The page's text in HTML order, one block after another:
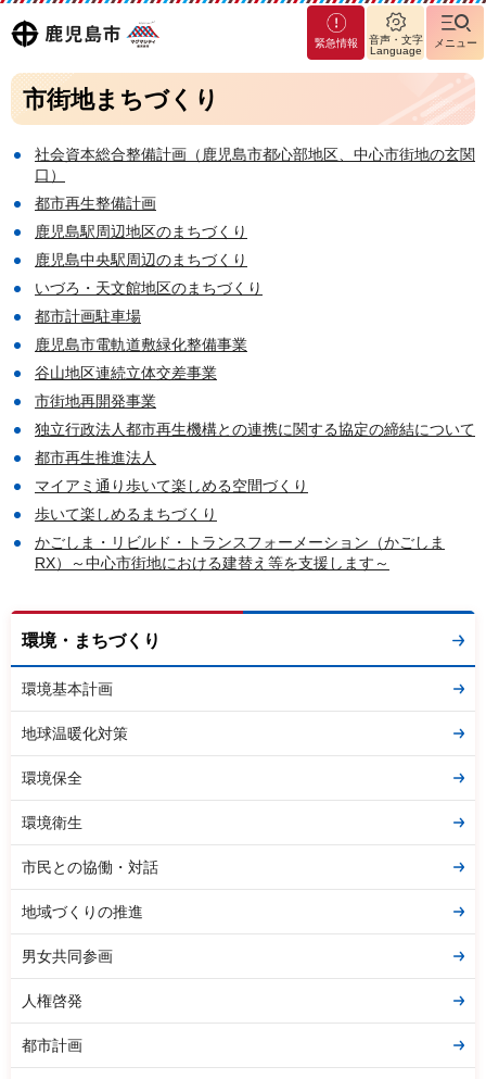
鹿児島
市
マグ
マシ
ティ
鹿児
島市
緊急情報
音声・文字
Language
メニュー
市街地まちづくり
社会資本総合整備計画（鹿児島市都心部地区、中心市街地の玄関
口）
都市再生整備計画
鹿児島駅周辺地区のまちづくり
鹿児島中央駅周辺のまちづくり
いづろ・天文館地区のまちづくり
都市計画駐車場
鹿児島市電軌道敷緑化整備事業
谷山地区連続立体交差事業
市街地再開発事業
独立行政法人都市再生機構との連携に関する協定の締結について
都市再生推進法人
マイアミ通り歩いて楽しめる空間づくり
歩いて楽しめるまちづくり
かごしま・リビルド・トランスフォーメーション（かごしま
RX）～中心市街地における建替え等を支援します～
環境・まちづくり
環境基本計画
地球温暖化対策
環境保全
環境衛生
市民との協働・対話
地域づくりの推進
男女共同参画
人権啓発
都市計画